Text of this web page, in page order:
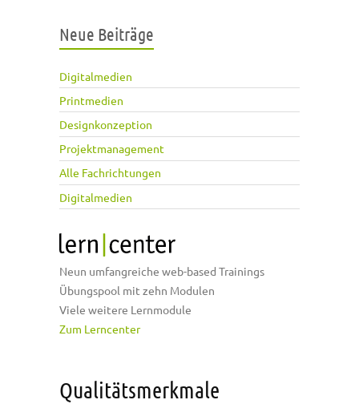
Neue Beiträge
Digitalmedien
Printmedien
Designkonzeption
Projektmanagement
Alle Fachrichtungen
Digitalmedien
Neun umfangreiche web-based Trainings
Übungspool mit zehn Modulen
Viele weitere Lernmodule
Zum Lerncenter
Qualitätsmerkmale